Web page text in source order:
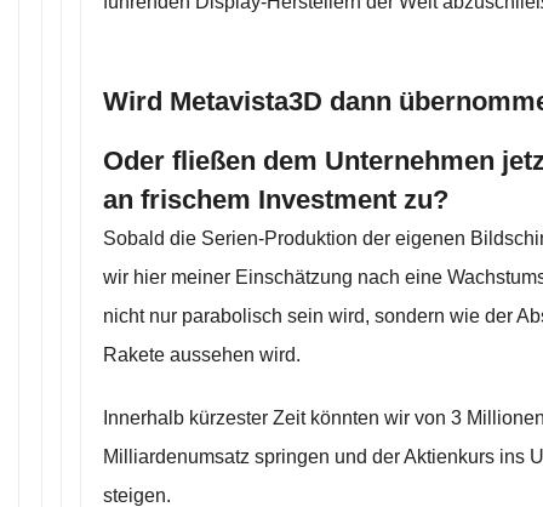
Wird Metavista3D dann
Oder fließen dem Unternehmen
an frischem Investment zu?
Sobald die Serien-Produktion der eigenen
wir hier meiner Einschätzung nach eine
nicht nur parabolisch sein wird, sondern wie der
Rakete aussehen wird.
Innerhalb kürzester Zeit könnten wir von 3
Milliardenumsatz springen und der Aktienkurs ins
steigen.